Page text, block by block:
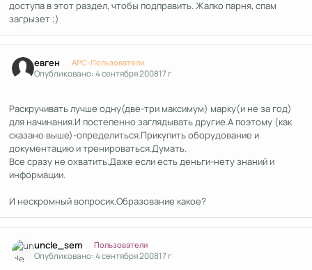
доступа в этот раздел, чтобы подправить. Жалко парня, спам
загрызет ;)
евген APC-Пользователи
Опубликовано:4 сентября 200817 г
Раскручивать лучше одну(две-три максимум) марку(и не за год)
для начинания.И постепенно заглядывать другие.А поэтому (как
сказано выше)-определиться.Прикупить оборудование и
документацию и тренироваться.Думать.
Все сразу не охватить.Даже если есть деньги-нету знаний и
информации.
И нескромный вопросик.Образование какое?
uncle_sem Пользователи
Опубликовано:4 сентября 200817 г